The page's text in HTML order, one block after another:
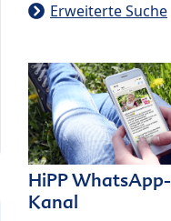
Erweiterte Suche
HiPP WhatsApp-
Kanal